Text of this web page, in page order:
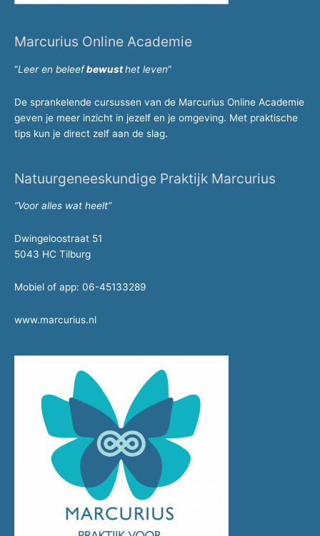
Marcurius Online Academie
“Leer en beleefbewusthet leven“
De sprankelende cursussen van de Marcurius Online Academie
geven je meer inzicht in jezelf en je omgeving. Met praktische
tips kun je direct zelf aan de slag.
Natuurgeneeskundige Praktijk Marcurius
“Voor alles wat heelt”
Dwingeloostraat 51
5043 HC Tilburg
Mobiel of app: 06-45133289
www.marcurius.nl